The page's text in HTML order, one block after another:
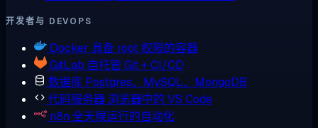
开发者与 DEVOPS
Docker 具备 root 权限的容器
GitLab 自托管 Git + CI/CD
数据库 Postgres、MySQL、MongoDB
代码服务器 浏览器中的 VS Code
n8n 全天候运行的自动化